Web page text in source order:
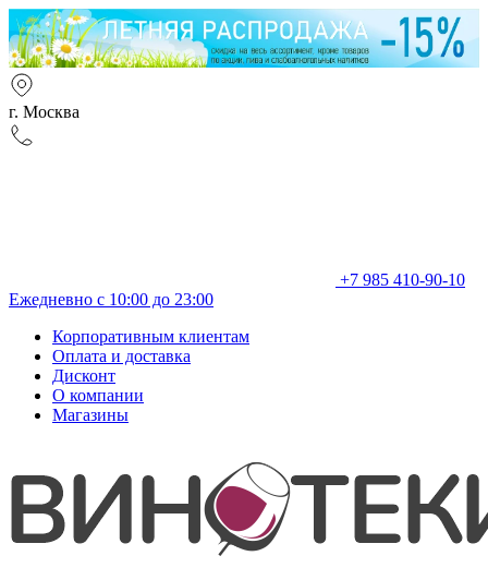
г. Москва
+7 985 410-90-10
Ежедневно с 10:00 до 23:00
Корпоративным клиентам
Оплата и доставка
Дисконт
О компании
Магазины